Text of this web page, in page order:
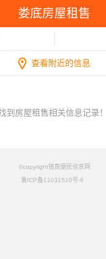
娄底房屋租售
查看附近的信息
到房屋租售相关信息记录！
©copyright铭竟便民信息网
鲁ICP备11031510号-6